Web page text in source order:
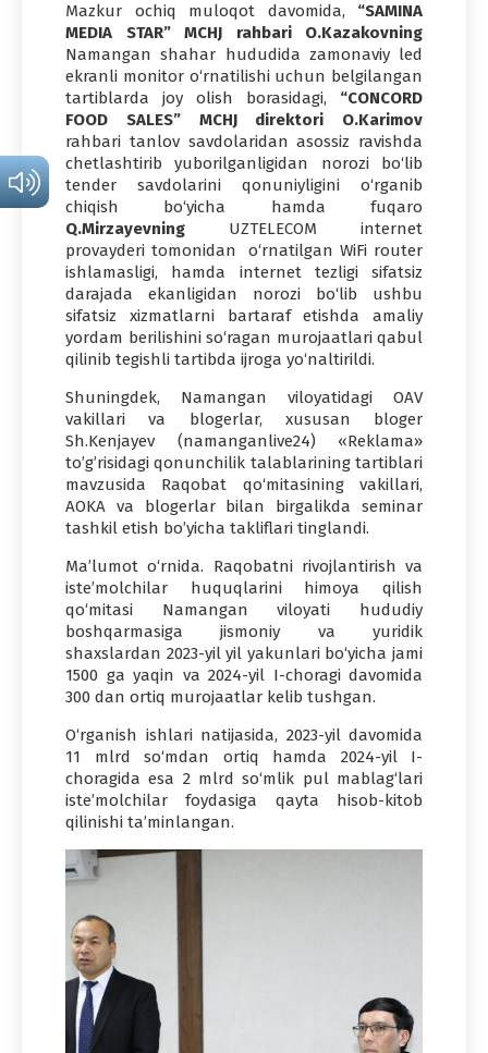
Mazkur ochiq muloqot davomida, “SAMINA
MEDIA
STAR” MCHJ rahbari O.Kazakovning
Namangan shahar hududida zamonaviy led
ekranli monitor o‘rnatilishi uchun belgilangan
tartiblarda joy olish borasidagi, “CONCORD
FOOD
SALES” MCHJ direktori O.Karimov
rahbari tanlov savdolaridan asossiz ravishda
chetlashtirib yuborilganligidan norozi bo‘lib
tender savdolarini qonuniyligini o‘rganib
chiqish bo‘yicha hamda fuqaro
Q.Mirzayevning UZTELECOM internet
provayderi tomonidan o‘rnatilgan WiFi router
ishlamasligi, hamda internet tezligi sifatsiz
darajada ekanligidan norozi bo‘lib ushbu
sifatsiz xizmatlarni bartaraf etishda amaliy
yordam berilishini so‘ragan murojaatlari qabul
qilinib tegishli tartibda ijroga yo‘naltirildi.
Shuningdek, Namangan viloyatidagi OAV
vakillari va blogerlar, xususan bloger
Sh.Kenjayev (namanganlive24) «Reklama»
to’g’risidagi qonunchilik talablarining tartiblari
mavzusida Raqobat qo‘mitasining vakillari,
AOKA va blogerlar bilan birgalikda seminar
tashkil etish bo’yicha takliflari tinglandi.
Ma’lumot o‘rnida. Raqobatni rivojlantirish va
iste’molchilar huquqlarini himoya qilish
qo‘mitasi Namangan viloyati hududiy
boshqarmasiga jismoniy va yuridik
shaxslardan 2023-yil yil yakunlari bo‘yicha jami
1500 ga yaqin va 2024-yil I-choragi davomida
300 dan ortiq murojaatlar kelib tushgan.
O‘rganish ishlari natijasida, 2023-yil davomida
11 mlrd so‘mdan ortiq hamda 2024-yil I-
choragida esa 2 mlrd so‘mlik pul mablag‘lari
iste’molchilar foydasiga qayta hisob-kitob
qilinishi ta’minlangan.